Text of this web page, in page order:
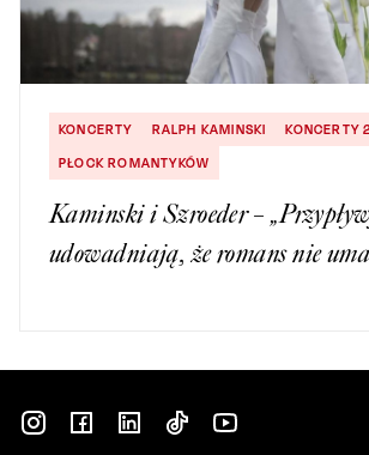
KONCERTY RALPH KAMINSKI
KONCERTY
PŁOCK ROMANTYKÓW
Kaminski i Szroeder –
udowadniają, że romans nie